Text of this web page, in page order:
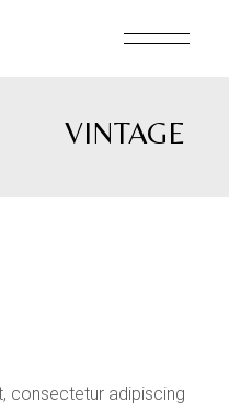
VINTAGE
consectetur adipiscing